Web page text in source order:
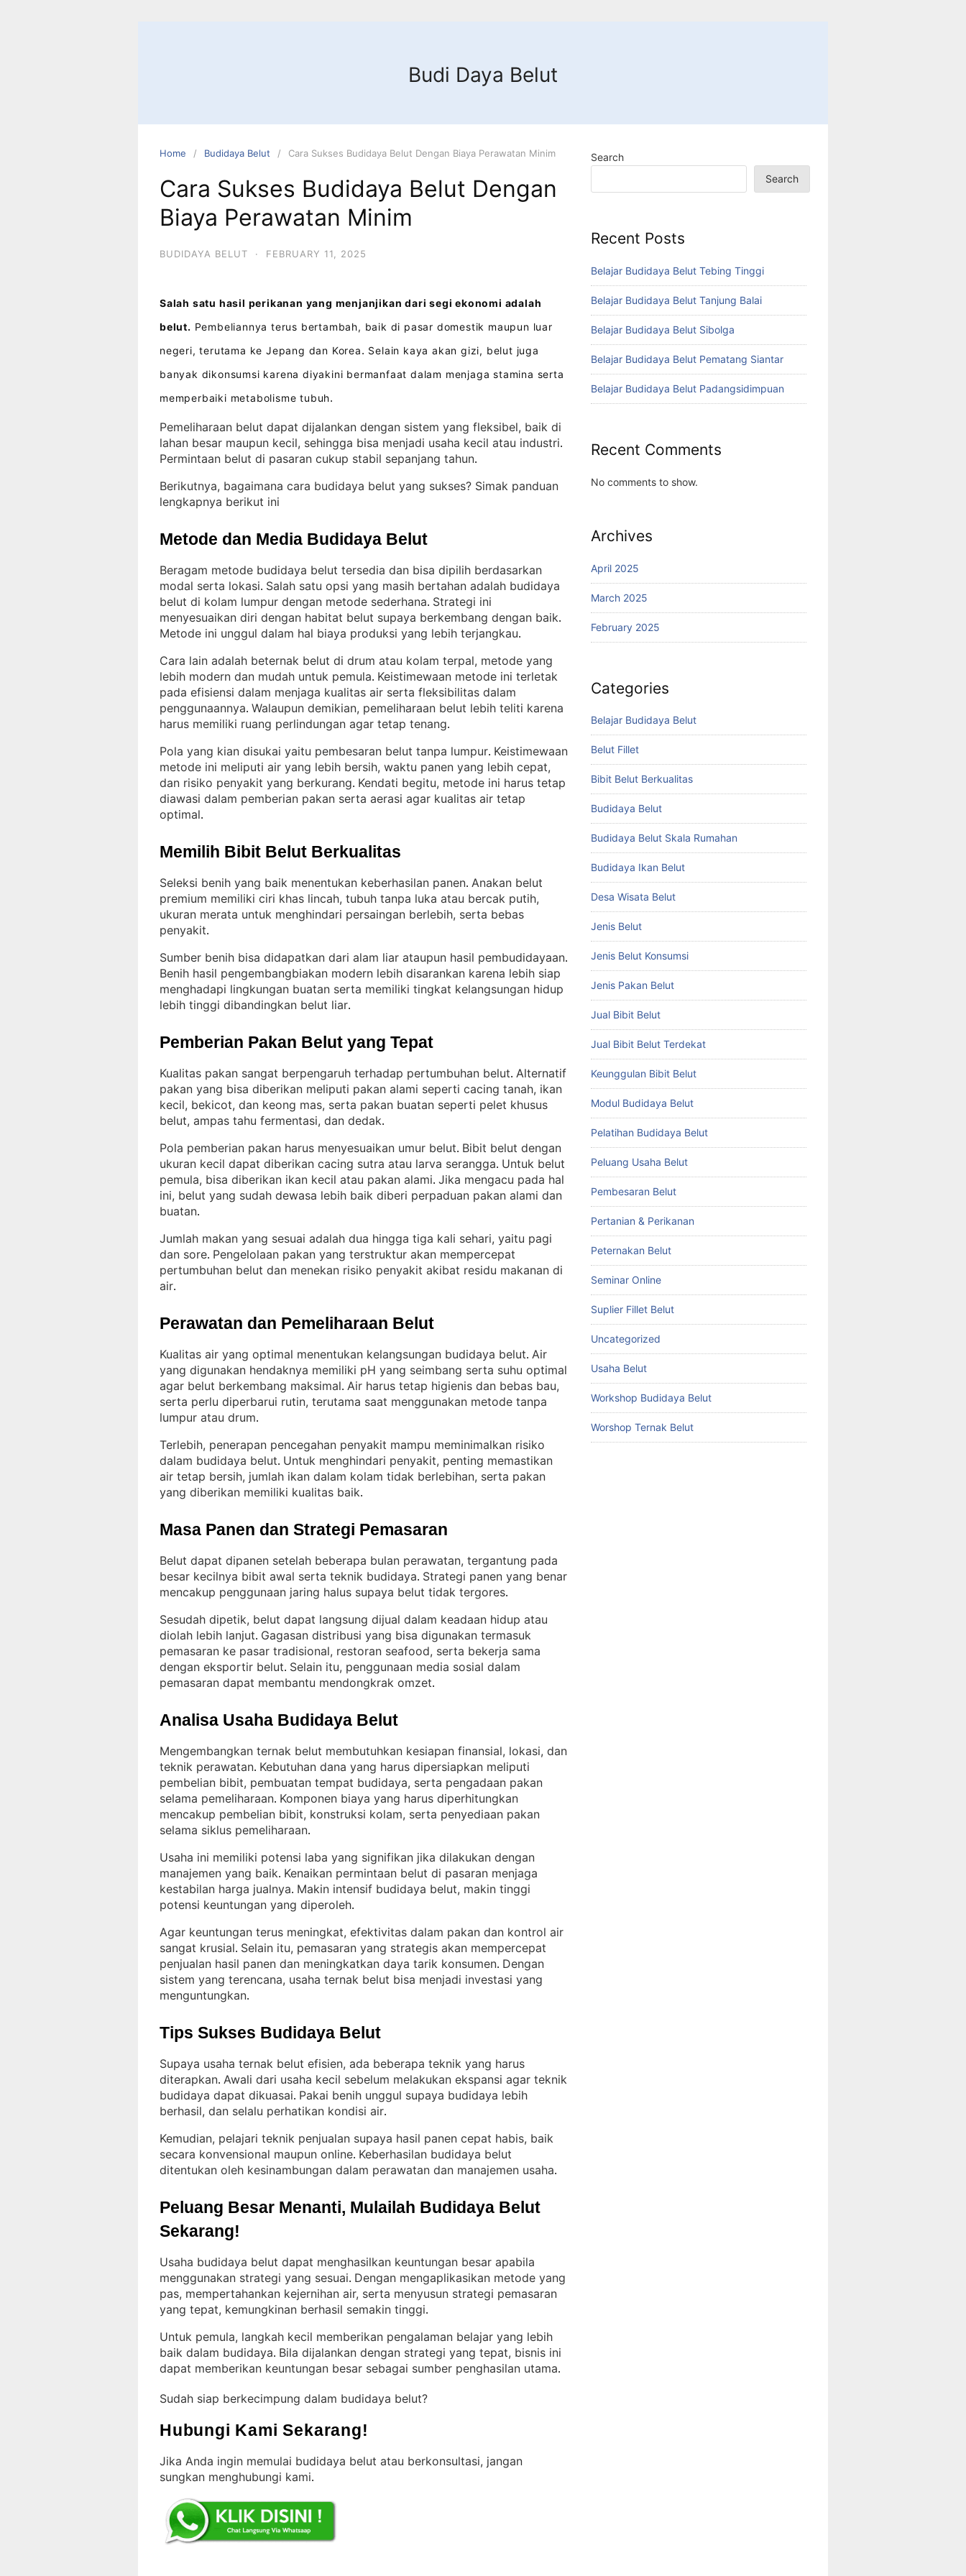
Budi Daya Belut
Home Budidaya Belut Cara Sukses Budidaya Belut Dengan Biaya Perawatan Minim
Cara Sukses Budidaya Belut Dengan
Biaya Perawatan Minim
BUDIDAYA BELUT · FEBRUARY 11, 2025
Salah satu hasil perikanan yang menjanjikan dari segi ekonomi adalah
belut. Pembeliannya terus bertambah, baik di pasar domestik maupun luar
negeri, terutama ke Jepang dan Korea. Selain kaya akan gizi, belut juga
banyak dikonsumsi karena diyakini bermanfaat dalam menjaga stamina serta
memperbaiki metabolisme tubuh.
Pemeliharaan belut dapat dijalankan dengan sistem yang fleksibel, baik di
lahan besar maupun kecil, sehingga bisa menjadi usaha kecil atau industri
Permintaan belut di pasaran cukup stabil sepanjang tahun.
Berikutnya, bagaimana cara budidaya belut yang sukses? Simak panduan
lengkapnya berikut ini
Metode dan Media Budidaya Belut
Beragam metode budidaya belut tersedia dan bisa dipilih berdasarkan
modal serta lokasi. Salah satu opsi yang masih bertahan adalah budidaya
belut di kolam lumpur dengan metode sederhana. Strategi ini
menyesuaikan diri dengan habitat belut supaya berkembang dengan baik
Metode ini unggul dalam hal biaya produksi yang lebih terjangkau.
Cara lain adalah beternak belut di drum atau kolam terpal, metode yang
lebih modern dan mudah untuk pemula. Keistimewaan metode ini terletak
pada efisiensi dalam menjaga kualitas air serta fleksibilitas dalam
penggunaannya. Walaupun demikian, pemeliharaan belut lebih teliti karena
harus memiliki ruang perlindungan agar tetap tenang.
Pola yang kian disukai yaitu pembesaran belut tanpa lumpur. Keistimewaan
metode ini meliputi air yang lebih bersih, waktu panen yang lebih cepat,
dan risiko penyakit yang berkurang. Kendati begitu, metode ini harus tetap
diawasi dalam pemberian pakan serta aerasi agar kualitas air tetap
optimal.
Memilih Bibit Belut Berkualitas
Seleksi benih yang baik menentukan keberhasilan panen. Anakan belut
premium memiliki ciri khas lincah, tubuh tanpa luka atau bercak putih,
ukuran merata untuk menghindari persaingan berlebih, serta bebas
penyakit.
Sumber benih bisa didapatkan dari alam liar ataupun hasil pembudidayaan
Benih hasil pengembangbiakan modern lebih disarankan karena lebih siap
menghadapi lingkungan buatan serta memiliki tingkat kelangsungan hidup
lebih tinggi dibandingkan belut liar.
Pemberian Pakan Belut yang Tepat
Kualitas pakan sangat berpengaruh terhadap pertumbuhan belut. Alternatif
pakan yang bisa diberikan meliputi pakan alami seperti cacing tanah, ikan
kecil, bekicot, dan keong mas, serta pakan buatan seperti pelet khusus
belut, ampas tahu fermentasi, dan dedak.
Pola pemberian pakan harus menyesuaikan umur belut. Bibit belut dengan
ukuran kecil dapat diberikan cacing sutra atau larva serangga. Untuk belut
pemula, bisa diberikan ikan kecil atau pakan alami. Jika mengacu pada hal
ini, belut yang sudah dewasa lebih baik diberi perpaduan pakan alami dan
buatan.
Jumlah makan yang sesuai adalah dua hingga tiga kali sehari, yaitu pagi
dan sore. Pengelolaan pakan yang terstruktur akan mempercepat
pertumbuhan belut dan menekan risiko penyakit akibat residu makanan di
air.
Perawatan dan Pemeliharaan Belut
Kualitas air yang optimal menentukan kelangsungan budidaya belut. Air
yang digunakan hendaknya memiliki pH yang seimbang serta suhu optimal
agar belut berkembang maksimal. Air harus tetap higienis dan bebas bau,
serta perlu diperbarui rutin, terutama saat menggunakan metode tanpa
lumpur atau drum.
Terlebih, penerapan pencegahan penyakit mampu meminimalkan risiko
dalam budidaya belut. Untuk menghindari penyakit, penting memastikan
air tetap bersih, jumlah ikan dalam kolam tidak berlebihan, serta pakan
yang diberikan memiliki kualitas baik.
Masa Panen dan Strategi Pemasaran
Belut dapat dipanen setelah beberapa bulan perawatan, tergantung pada
besar kecilnya bibit awal serta teknik budidaya. Strategi panen yang benar
mencakup penggunaan jaring halus supaya belut tidak tergores.
Sesudah dipetik, belut dapat langsung dijual dalam keadaan hidup atau
diolah lebih lanjut. Gagasan distribusi yang bisa digunakan termasuk
pemasaran ke pasar tradisional, restoran seafood, serta bekerja sama
dengan eksportir belut. Selain itu, penggunaan media sosial dalam
pemasaran dapat membantu mendongkrak omzet.
Analisa Usaha Budidaya Belut
Mengembangkan ternak belut membutuhkan kesiapan finansial, lokasi, dan
teknik perawatan. Kebutuhan dana yang harus dipersiapkan meliputi
pembelian bibit, pembuatan tempat budidaya, serta pengadaan pakan
selama pemeliharaan. Komponen biaya yang harus diperhitungkan
mencakup pembelian bibit, konstruksi kolam, serta penyediaan pakan
selama siklus pemeliharaan.
Usaha ini memiliki potensi laba yang signifikan jika dilakukan dengan
manajemen yang baik. Kenaikan permintaan belut di pasaran menjaga
kestabilan harga jualnya. Makin intensif budidaya belut, makin tinggi
potensi keuntungan yang diperoleh.
Agar keuntungan terus meningkat, efektivitas dalam pakan dan kontrol air
sangat krusial. Selain itu, pemasaran yang strategis akan mempercepat
penjualan hasil panen dan meningkatkan daya tarik konsumen. Dengan
sistem yang terencana, usaha ternak belut bisa menjadi investasi yang
menguntungkan.
Tips Sukses Budidaya Belut
Supaya usaha ternak belut efisien, ada beberapa teknik yang harus
diterapkan. Awali dari usaha kecil sebelum melakukan ekspansi agar teknik
budidaya dapat dikuasai. Pakai benih unggul supaya budidaya lebih
berhasil, dan selalu perhatikan kondisi air.
Kemudian, pelajari teknik penjualan supaya hasil panen cepat habis, baik
secara konvensional maupun online. Keberhasilan budidaya belut
ditentukan oleh kesinambungan dalam perawatan dan manajemen usaha.
Peluang Besar Menanti, Mulailah Budidaya Belut
Sekarang!
Usaha budidaya belut dapat menghasilkan keuntungan besar apabila
menggunakan strategi yang sesuai. Dengan mengaplikasikan metode yang
pas, mempertahankan kejernihan air, serta menyusun strategi pemasaran
yang tepat, kemungkinan berhasil semakin tinggi.
Untuk pemula, langkah kecil memberikan pengalaman belajar yang lebih
baik dalam budidaya. Bila dijalankan dengan strategi yang tepat, bisnis ini
dapat memberikan keuntungan besar sebagai sumber penghasilan utama.
Sudah siap berkecimpung dalam budidaya belut?
Hubungi Kami Sekarang!
Jika Anda ingin memulai budidaya belut atau berkonsultasi, jangan
sungkan menghubungi kami.
Search
Search
Recent Posts
Belajar Budidaya Belut Tebing Tinggi
Belajar Budidaya Belut Tanjung Balai
Belajar Budidaya Belut Sibolga
Belajar Budidaya Belut Pematang Siantar
Belajar Budidaya Belut Padangsidimpuan
Recent Comments
No comments to show.
Archives
April 2025
March 2025
February 2025
Categories
Belajar Budidaya Belut
Belut Fillet
Bibit Belut Berkualitas
Budidaya Belut
Budidaya Belut Skala Rumahan
Budidaya Ikan Belut
Desa Wisata Belut
Jenis Belut
Jenis Belut Konsumsi
Jenis Pakan Belut
Jual Bibit Belut
Jual Bibit Belut Terdekat
Keunggulan Bibit Belut
Modul Budidaya Belut
Pelatihan Budidaya Belut
Peluang Usaha Belut
Pembesaran Belut
Pertanian & Perikanan
Peternakan Belut
Seminar Online
Suplier Fillet Belut
Uncategorized
Usaha Belut
Workshop Budidaya Belut
Worshop Ternak Belut